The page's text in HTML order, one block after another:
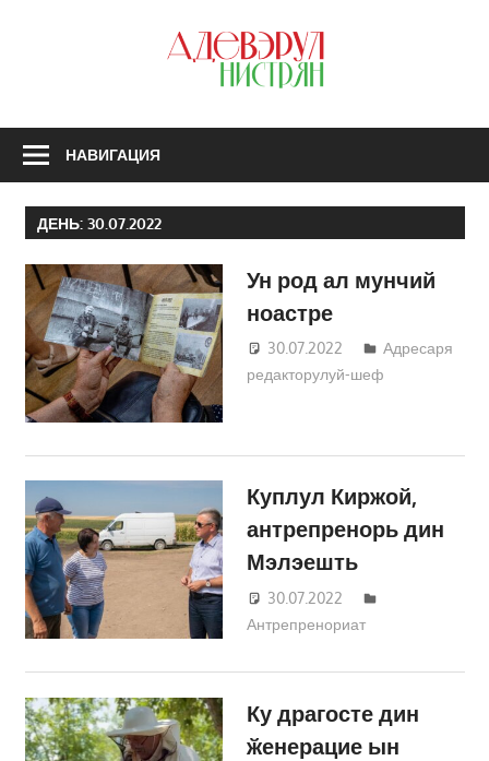
НАВИГАЦИЯ
ДЕНЬ: 30.07.2022
Ун род ал мунчий
ноастре
30.07.2022
Татьяна
Трифонова
Адресаря
редакторулуй-шеф
Куплул Киржой,
антрепренорь дин
Мэлэешть
30.07.2022
Трифонова
Антрепренориат
Ку драгосте дин
ӂенерацие ын